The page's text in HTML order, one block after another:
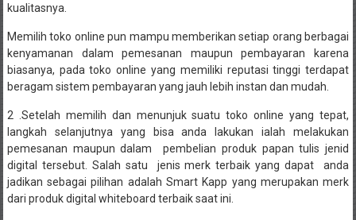
kualitasnya.
Memilih toko online pun mampu memberikan setiap orang berbagai
kenyamanan dalam pemesanan maupun pembayaran karena
biasanya, pada toko online yang memiliki reputasi tinggi terdapat
beragam sistem pembayaran yang jauh lebih instan dan mudah.
2 .Setelah memilih dan menunjuk suatu toko online yang tepat,
langkah selanjutnya yang bisa anda lakukan ialah melakukan
pemesanan maupun dalam pembelian produk papan tulis jenid
digital tersebut. Salah satu jenis merk terbaik yang dapat anda
jadikan sebagai pilihan adalah Smart Kapp yang merupakan merk
dari produk digital whiteboard terbaik saat ini.